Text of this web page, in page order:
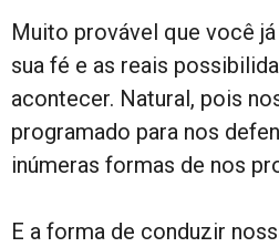
Muito provável que você
sua fé e as reais
acontecer. Natural, pois
programado para nos
inúmeras formas de nos
E a forma de conduzir